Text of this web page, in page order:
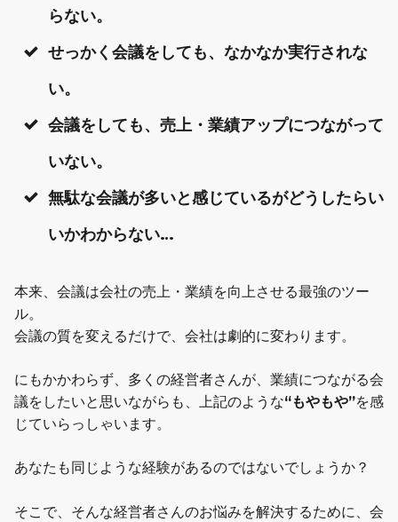
らない。
せっかく会議をしても、なかなか実行されな
い。
会議をしても、売上・業績アップにつながって
いない。
無駄な会議が多いと感じているがどうしたらい
いかわからない…
本来、会議は会社の売上・業績を向上させる最強のツー
ル。
会議の質を変えるだけで、会社は劇的に変わります。
にもかかわらず、多くの経営者さんが、業績につながる会
議をしたいと思いながらも、上記のような“もやもや”を感
じていらっしゃいます。
あなたも同じような経験があるのではないでしょうか？
そこで、そんな経営者さんのお悩みを解決するために、会